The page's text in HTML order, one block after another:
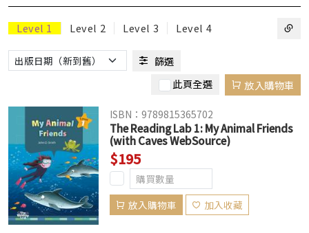
Level 1 Level 2 Level 3 Level 4
篩選
此頁全選
放入購物車
ISBN：9789815365702
The Reading Lab 1: My Animal Friends
(with Caves WebSource)
$195
放入購物車 加入收藏